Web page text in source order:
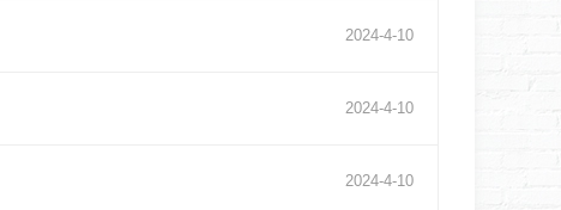
2024-4-10
2024-4-10
2024-4-10